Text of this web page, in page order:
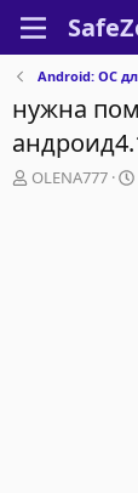
Android: ОС
нужна
А
OLENA777